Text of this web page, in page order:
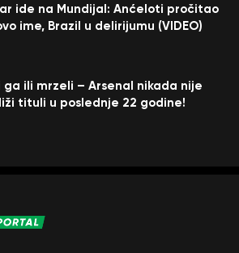
ide na Mundijal: Anćeloti pročitao
ime, Brazil u delirijumu (VIDEO)
ga ili mrzeli – Arsenal nikada nije
tituli u poslednje 22 godine!